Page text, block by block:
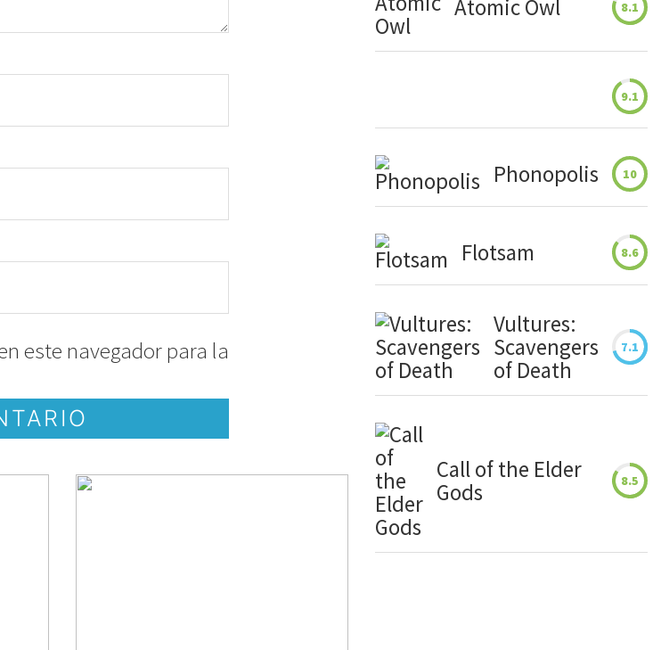
este navegador para la
Atomic Owl 8.1
9.1
Phonopolis 10
Flotsam 8.6
Vultures:
Scavengers
of Death
7.1
Call of the Elder
Gods
8.5